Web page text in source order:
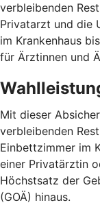
verbleibenden
Privatarzt und die
im Krankenhaus
für Ärztinnen und
Mit dieser
verbleibenden
Einbettzimmer im
einer Privatärztin
Höchstsatz der
(GOÄ) hinaus.